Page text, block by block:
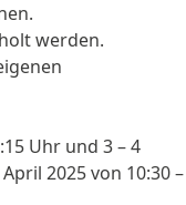
werden.
Uhr und 3 – 4
2025 von 10:30 –